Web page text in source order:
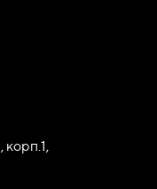
корп.1,